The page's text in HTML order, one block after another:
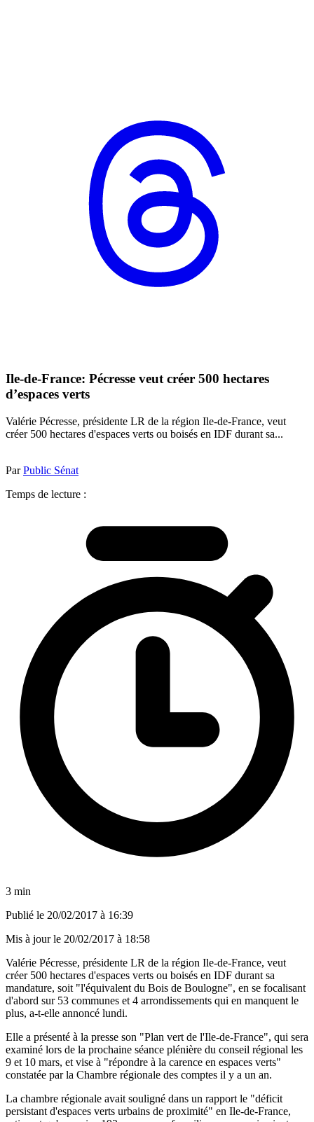
Ile-de-France: Pécresse veut créer 500 hectares
d’espaces verts
Valérie Pécresse, présidente LR de la région Ile-de-France, veut
créer 500 hectares d'espaces verts ou boisés en IDF durant sa...
ParPublic Sénat
Temps de lecture :
3 min
Publié le 20/02/2017 à 16:39
Mis à jour le 20/02/2017 à 18:58
Valérie Pécresse, présidente LR de la région Ile-de-France, veut
créer 500 hectares d'espaces verts ou boisés en IDF durant sa
mandature, soit "l'équivalent du Bois de Boulogne", en se focalisant
d'abord sur 53 communes et 4 arrondissements qui en manquent le
plus, a-t-elle annoncé lundi.
Elle a présenté à la presse son "Plan vert de l'Ile-de-France", qui sera
examiné lors de la prochaine séance plénière du conseil régional les
9 et 10 mars, et vise à "répondre à la carence en espaces verts"
constatée par la Chambre régionale des comptes il y a un an.
La chambre régionale avait souligné dans un rapport le "déficit
persistant d'espaces verts urbains de proximité" en Ile-de-France,